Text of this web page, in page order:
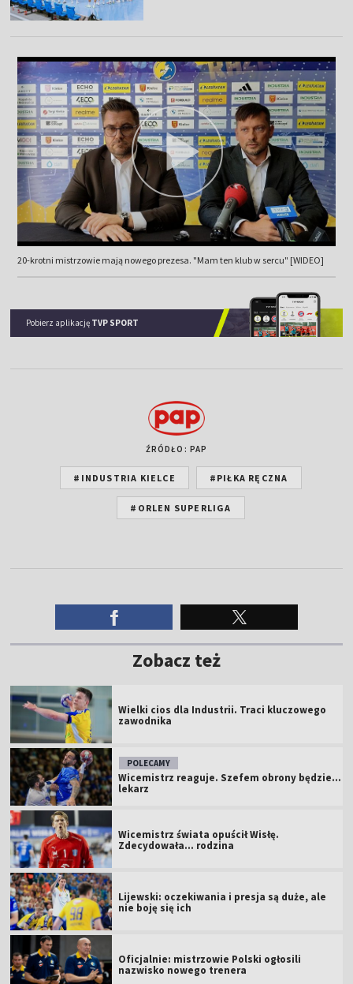
20-krotni mistrzowie mają nowego prezesa. "Mam ten klub w sercu" [WIDEO]
Pobierz aplikację TVP SPORT
ŹRÓDŁO: PAP
#INDUSTRIA KIELCE #PIŁKA RĘCZNA
#ORLEN SUPERLIGA
Zobacz też
Wielki cios dla Industrii. Traci kluczowego
zawodnika
POLECAMY
Wicemistrz reaguje. Szefem obrony będzie...
lekarz
Wicemistrz świata opuścił Wisłę.
Zdecydowała... rodzina
Lijewski: oczekiwania i presja są duże, ale
nie boję się ich
Oficjalnie: mistrzowie Polski ogłosili
nazwisko nowego trenera